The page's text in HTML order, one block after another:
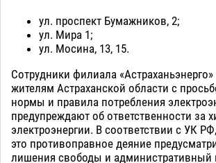
ул. проспект Бумажников, 2;
ул. Мира 1;
ул. Мосина, 13, 15.
Сотрудники филиала
жителям Астраханской области с
нормы и правила потребления
предупреждают об ответственности за
электроэнергии. В соответствии с УК
это противоправное деяние
лишения свободы и административный